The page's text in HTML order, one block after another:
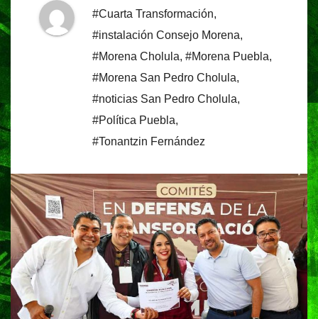
#Cuarta Transformación,
#instalación Consejo Morena,
#Morena Cholula, #Morena Puebla,
#Morena San Pedro Cholula,
#noticias San Pedro Cholula,
#Política Puebla,
#Tonantzin Fernández